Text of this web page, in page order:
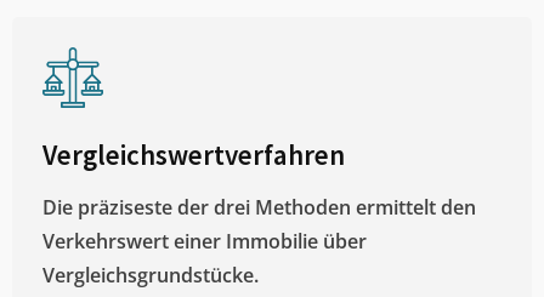
Vergleichswertverfahren
Die präziseste der drei Methoden ermittelt den
Verkehrswert einer Immobilie über
Vergleichsgrundstücke.